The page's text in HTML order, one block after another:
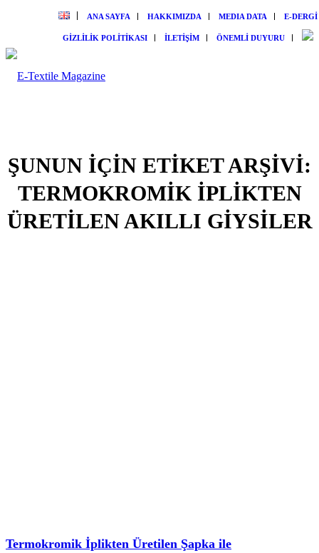
ANA SAYFA HAKKIMIZDA MEDIA DATA E-DERGİ
GİZLİLİK POLİTİKASI İLETİŞİM ÖNEMLİ DUYURU
ŞUNUN IÇIN ETIKET ARŞIVI:
TERMOKROMIK IPLIKTEN
ÜRETILEN AKILLI GIYSILER
Termokromik İplikten Üretilen Şapka ile